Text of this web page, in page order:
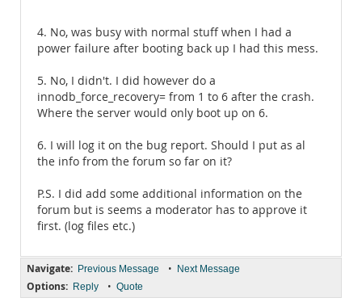
4. No, was busy with normal stuff when I had a
power failure after booting back up I had this mess.
5. No, I didn't. I did however do a
innodb_force_recovery= from 1 to 6 after the crash.
Where the server would only boot up on 6.
6. I will log it on the bug report. Should I put as al
the info from the forum so far on it?
P.S. I did add some additional information on the
forum but is seems a moderator has to approve it
first. (log files etc.)
Navigate: Previous Message • Next Message
Options: Reply • Quote